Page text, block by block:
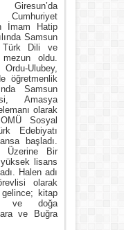
İmam Hatip
Samsun
Türk Dili ve
mezun oldu.
Ordu-Ulubey,
öğretmenlik
Samsun
Amasya
olarak
Sosyal
Edebiyatı
başladı.
Üzerine Bir
yüksek lisans
Halen adı
olarak
gelince; kitap
ve doğa
ve Buğra